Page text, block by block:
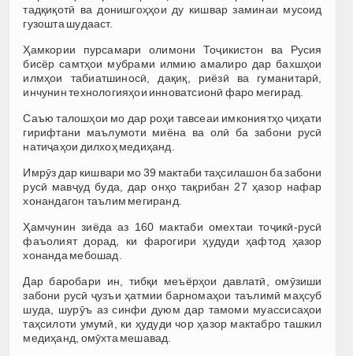
тадқиқотӣ ва донишгоҳҳои ду кишвар заминаи мусоид
гузошта шудааст.
Ҳамкории пурсамари олимони Тоҷикистон ва Русия
бисёр самтҳои мубрами илмию амалиро дар бахшҳои
илмҳои табиатшиносӣ, дақиқ, риёзӣ ва гуманитарӣ,
инчунин технологияҳои инноватсионӣ фаро мегирад.
Саъю талошҳои мо дар роҳи тавсеаи имкониятҳо ҷиҳати
гирифтани маълумоти миёна ва олӣ ба забони русӣ
натиҷаҳои дилхоҳ медиҳанд.
Имрӯз дар кишвари мо 39 мактаби таҳсилашон ба забони
русӣ мавҷуд буда, дар онҳо тақрибан 27 ҳазор нафар
хонандагон таълим мегиранд.
Ҳамчунин зиёда аз 160 мактаби омехтаи тоҷикӣ-русӣ
фаъолият дорад, ки фарогири ҳудуди ҳафтод ҳазор
хонанда мебошад.
Дар баробари ин, тибқи меъёрҳои давлатӣ, омӯзиши
забони русӣ ҷузъи ҳатмии барномаҳои таълимӣ маҳсуб
шуда, шурӯъ аз синфи дуюм дар тамоми муассисаҳои
таҳсилоти умумӣ, ки ҳудуди чор ҳазор мактабро ташкил
медиҳанд, омӯхта мешавад.